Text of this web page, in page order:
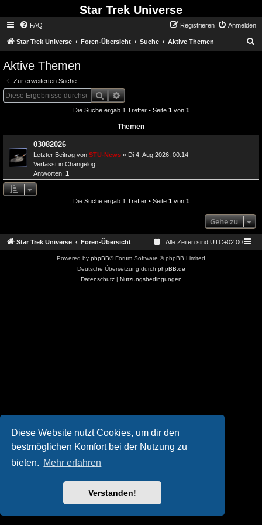
Diese Website nutzt Cookies, um dir den
bestmöglichen Komfort bei der Nutzung zu
bieten. Mehr erfahren
Verstanden!
Star Trek Universe
FAQ Anmelden
Registrieren
Star Trek Universe Foren-Übersicht Suche Aktive Themen
Aktive Themen
Zur erweiterten Suche
SucheErweiterte Suche
Die Suche ergab 1 Treffer • Seite 1von 1
Themen
03082026
Letzter Beitrag von STU-News « Di 4. Aug 2026, 00:14
Verfasst in Changelog
Antworten: 1
Die Suche ergab 1 Treffer • Seite 1von 1
Gehe zu
Star Trek Universe Foren-Übersicht Alle Zeiten sind UTC+02:00
Powered by phpBB® Forum Software © phpBB Limited
Deutsche Übersetzung durch phpBB.de
Datenschutz| Nutzungsbedingungen